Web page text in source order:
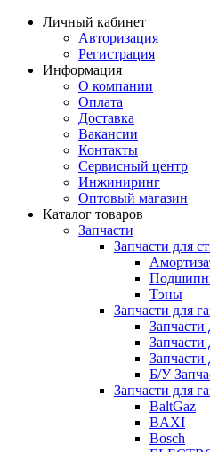
Личный кабинет
Авторизация
Регистрация
Информация
О компании
Оплата
Доставка
Вакансии
Контакты
Сервисный центр
Инжиниринг
Оптовый магазин
Каталог товаров
Запчасти
Запчасти для
Тэны
Запчасти для
Запчасти
Запчасти
Запчасти
Б/У
Запчасти для
BaltGaz
BAXI
Bosch